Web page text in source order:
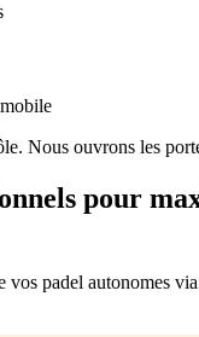
Nous ouvrons les
pour
vos padel autonomes